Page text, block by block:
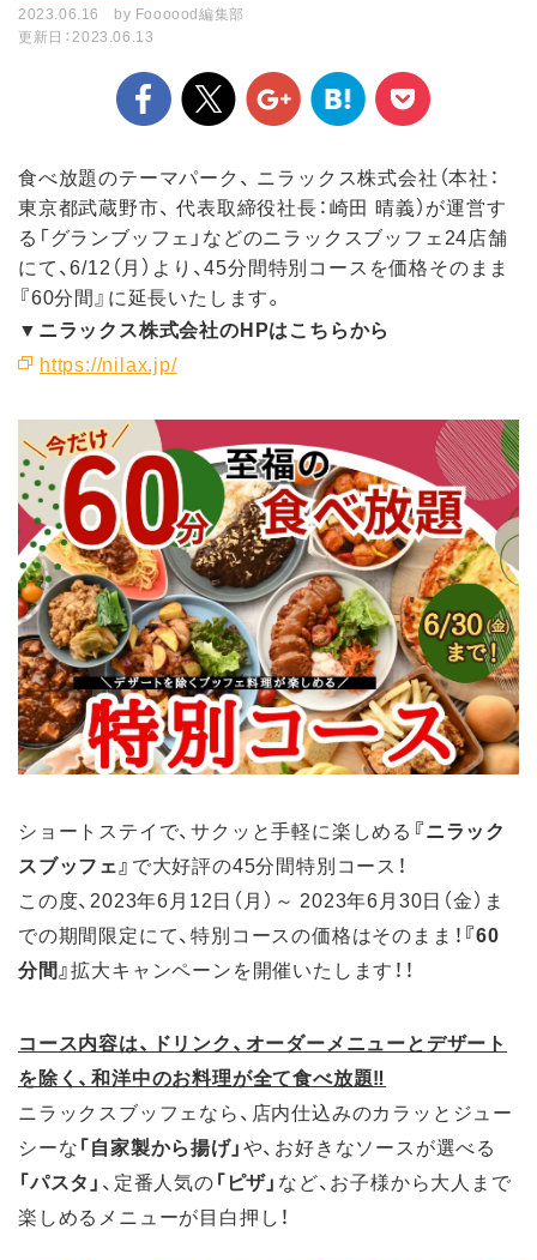
2023.06.16
by Foooood編集部
更新日：2023.06.13
食べ放題のテーマパーク、 ニラックス株式会社（本社：
東京都武蔵野市、 代表取締役社長：崎田 晴義）が運営す
る「グランブッフェ」などのニラックスブッフェ24店舗
にて、6/12（月）より、45分間特別コースを価格そのまま
『60分間』に延長いたします。
▼ニラックス株式会社のHPはこちらから
https://nilax.jp/
ショートステイで、サクッと手軽に楽しめる 『ニラック
スブッフェ』 で大好評の45分間特別コース！
この度、2023年6月12日（月）～ 2023年6月30日（金）ま
での期間限定にて、特別コースの価格はそのまま！ 『60
分間』拡大キャンペーンを開催いたします！！
コース内容は、ドリンク、オーダーメニューとデザート
を除く、和洋中のお料理が全て食べ放題‼
ニラックスブッフェなら、店内仕込みのカラッとジュー
シーな「自家製から揚げ」や、お好きなソースが選べる
「パスタ」 、定番人気の「ピザ」 など、お子様から大人まで
楽しめるメニューが目白押し！